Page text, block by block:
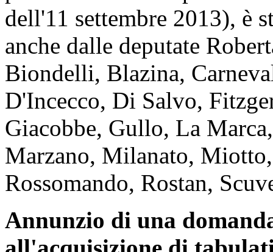
dell'11 settembre 2013), è
anche dalle deputate
Biondelli, Blazina,
D'Incecco, Di Salvo,
Giacobbe, Gullo, La
Marzano, Milanato,
Rossomando, Rostan,
Annunzio di una